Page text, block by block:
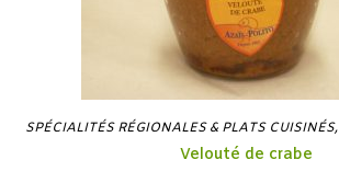
SPÉCIALITÉS RÉGIONALES & PLATS CUISINÉS,
Velouté de crabe